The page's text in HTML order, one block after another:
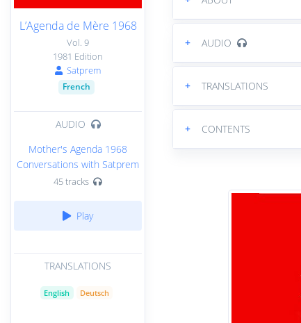
L’Agenda de Mère 1968
Vol. 9
1981 Edition
Satprem
French
AUDIO
Mother's Agenda 1968
Conversations with Satprem
45 tracks
Play
TRANSLATIONS
English Deutsch
+ AUDIO
+ TRANSLATIONS
+ CONTENTS